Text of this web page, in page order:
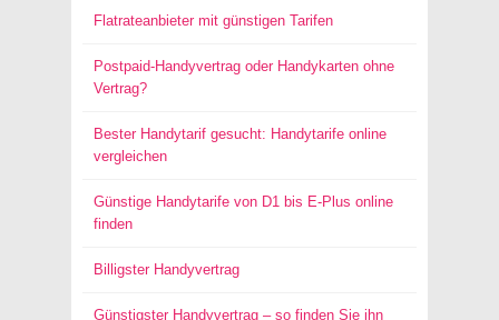
Flatrateanbieter mit günstigen Tarifen
Postpaid-Handyvertrag oder Handykarten ohne
Vertrag?
Bester Handytarif gesucht: Handytarife online
vergleichen
Günstige Handytarife von D1 bis E-Plus online
finden
Billigster Handyvertrag
Günstigster Handyvertrag – so finden Sie ihn